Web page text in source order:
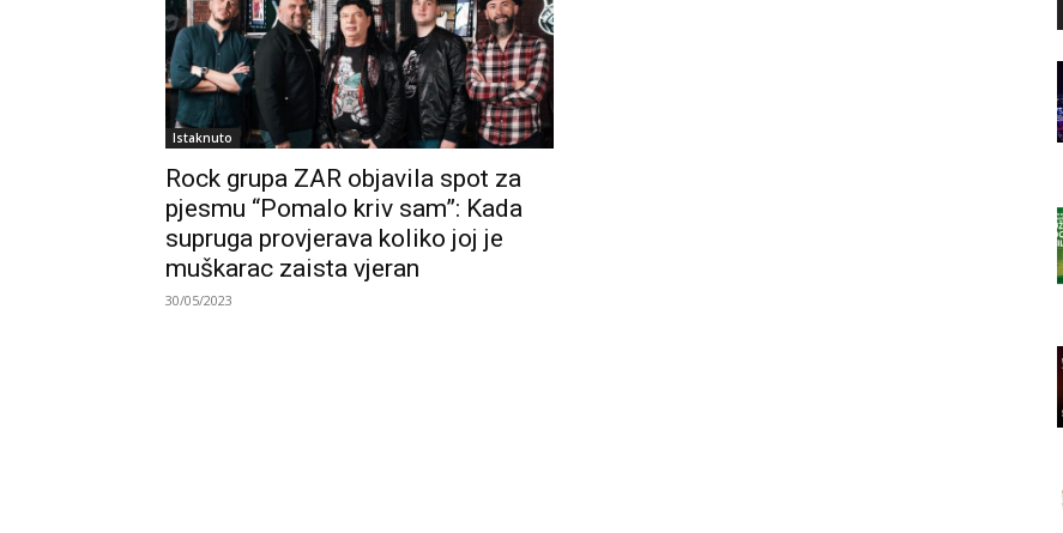
Istaknuto
Rock grupa ZAR objavila spot za
pjesmu “Pomalo kriv sam”: Kada
supruga provjerava koliko joj je
muškarac zaista vjeran
30/05/2023